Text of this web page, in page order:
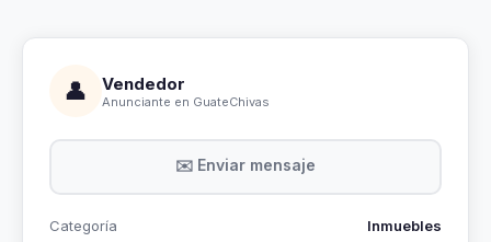
👤 Vendedor
Anunciante en GuateChivas
✉️ Enviar mensaje
Categoría
Inmuebles